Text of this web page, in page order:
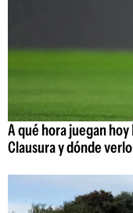
A qué hora juegan
Clausura y dónde verlo